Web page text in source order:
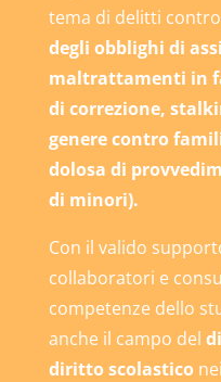
tema di delitti
degli obblighi di
maltrattamenti in
di correzione,
genere contro
dolosa di
di minori).
Con il valido
collaboratori e
competenze dello
anche il campo del
diritto scolastico